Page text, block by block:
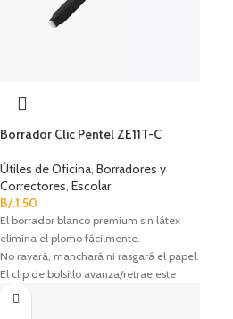
Borrador Clic Pentel ZE11T-C
Útiles de Oficina Borradores y
Correctores Escolar
B/.1.50
El borrador blanco premium sin látex
elimina el plomo fácilmente.
No rayará, manchará ni rasgará el papel.
El clip de bolsillo avanza/retrae este
borrador de larga duración con un "clic".